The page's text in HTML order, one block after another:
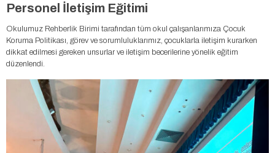
Personel İletişim Eğitimi
Okulumuz Rehberlik Birimi tarafından tüm okul çalışanlarımıza Çocuk
Koruma Politikası, görev ve sorumluluklarımız, çocuklarla iletişim kurarken
dikkat edilmesi gereken unsurlar ve iletişim becerilerine yönelik eğitim
düzenlendi.